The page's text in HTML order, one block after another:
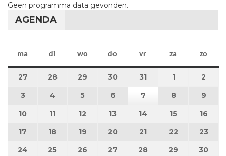
Geen programma data gevonden.
AGENDA
ma maandag
di dinsdag
wo woensdag
do donderdag
vr vrijdag
za zaterdag
zo
27 27 juli 2026
28 28 juli 2026
29 29 juli 2026
30 30 juli 2026
31 31 juli 2026
11 augustus
2
3 3 augustus 2026
4 4 augustus 2026
5 5 augustus 2026
6 6 augustus 2026
7 7 augustus 2026
8 8 augustus
9
10 10 augustus 2026
11 11 augustus 2026
12 12 augustus 2026
13 13 augustus 2026
14 14 augustus 2026
15 15 16
17 17 augustus 2026
18 18 augustus 2026
19 19 augustus 2026
20 20 augustus 2026
21 21 augustus 2026
22 22 23
24 24 augustus 2026
25 25 augustus 2026
26 26 augustus 2026
27 27 augustus 2026
28 28 augustus 2026
29 29 30